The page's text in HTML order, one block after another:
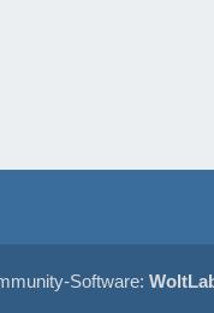
Software: